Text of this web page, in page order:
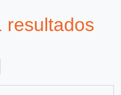
resultados